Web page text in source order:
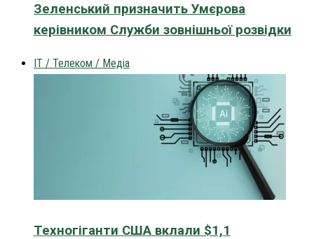
Зеленський призначить Умєрова
керівником Служби зовнішньої розвідки
IT / Телеком / Медіа
Техногіганти США вклали $1,1